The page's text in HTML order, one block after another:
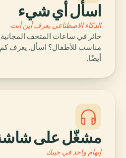
اسأل أي شيء
الذكاء الاصطناعي يعرف أين أنت
حائر في ساعات المتحف
مناسب للأطفال؟ اسأل. يعرف
أيضًا.
مشغّل على
إبهام واحد في جيبك